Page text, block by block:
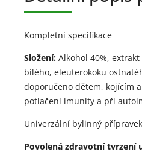
Kompletní specifikace
Složení: Alkohol 40%,
bílého, eleuterokoku
doporučeno dětem, kojícím
potlačení imunity a při
Univerzální bylinný
Povolená zdravotní tvrzení